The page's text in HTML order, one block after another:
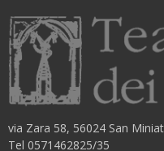
via Zara 58, 56024 San
Tel 0571462825/35